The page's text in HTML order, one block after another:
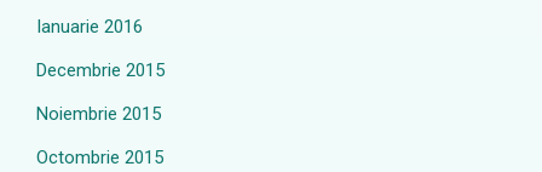
Ianuarie 2016
Decembrie 2015
Noiembrie 2015
Octombrie 2015